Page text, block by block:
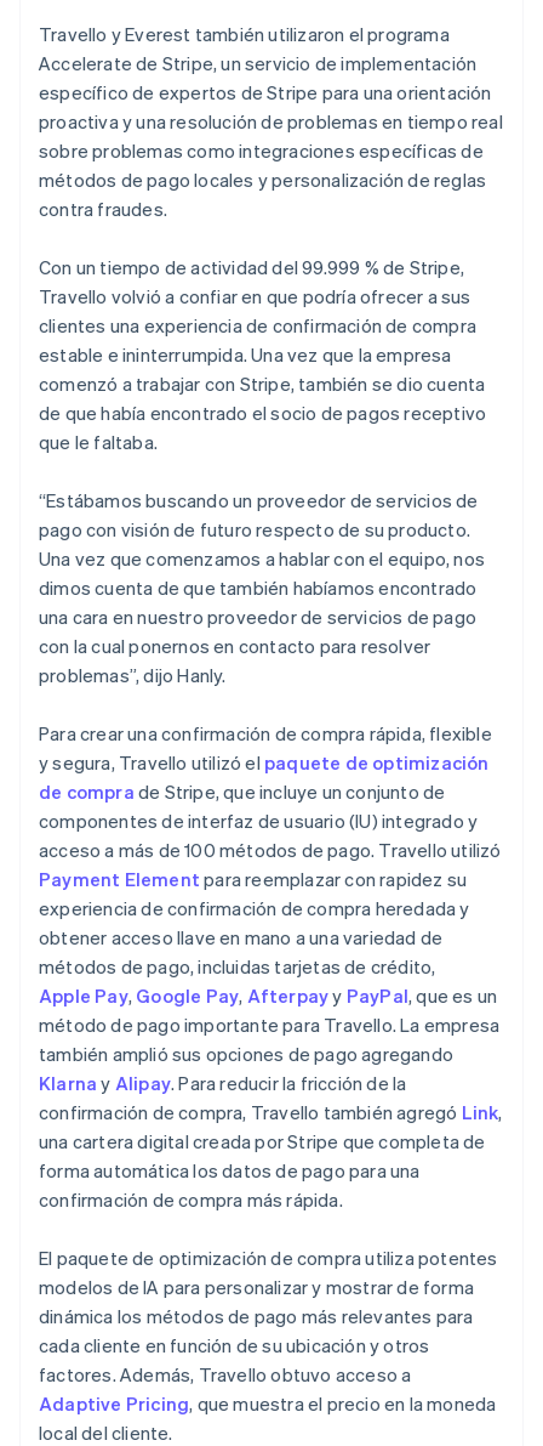
Travello y Everest también utilizaron el programa
Accelerate de Stripe, un servicio de implementación
específico de expertos de Stripe para una orientación
proactiva y una resolución de problemas en tiempo real
sobre problemas como integraciones específicas de
métodos de pago locales y personalización de reglas
contra fraudes.
Con un tiempo de actividad del 99.999 % de Stripe,
Travello volvió a confiar en que podría ofrecer a sus
clientes una experiencia de confirmación de compra
estable e ininterrumpida. Una vez que la empresa
comenzó a trabajar con Stripe, también se dio cuenta
de que había encontrado el socio de pagos receptivo
que le faltaba.
“Estábamos buscando un proveedor de servicios de
pago con visión de futuro respecto de su producto.
Una vez que comenzamos a hablar con el equipo, nos
dimos cuenta de que también habíamos encontrado
una cara en nuestro proveedor de servicios de pago
con la cual ponernos en contacto para resolver
problemas”, dijo Hanly.
Para crear una confirmación de compra rápida, flexible
y segura, Travello utilizó el paquete de optimización
de compra de Stripe, que incluye un conjunto de
componentes de interfaz de usuario (IU) integrado y
acceso a más de 100 métodos de pago. Travello utilizó
Payment Element para reemplazar con rapidez su
experiencia de confirmación de compra heredada y
obtener acceso llave en mano a una variedad de
métodos de pago, incluidas tarjetas de crédito,
Apple Pay, Google Pay, Afterpayy PayPal, que es un
método de pago importante para Travello. La empresa
también amplió sus opciones de pago agregando
Klarna y Alipay. Para reducir la fricción de la
confirmación de compra, Travello también agregó Link,
una cartera digital creada por Stripe que completa de
forma automática los datos de pago para una
confirmación de compra más rápida.
El paquete de optimización de compra utiliza potentes
modelos de IA para personalizar y mostrar de forma
dinámica los métodos de pago más relevantes para
cada cliente en función de su ubicación y otros
factores. Además, Travello obtuvo acceso a
Adaptive Pricing, que muestra el precio en la moneda
local del cliente.